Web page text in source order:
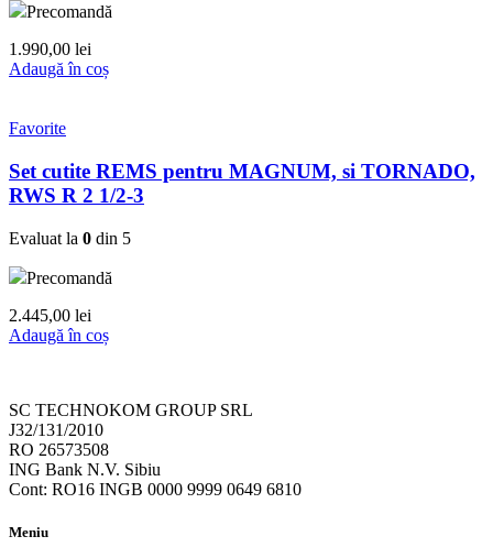
Precomandă
1.990,00 lei
Adaugă în coș
Favorite
Set cutite REMS pentru MAGNUM, si TORNADO,
RWS R 2 1/2-3
Evaluat la 0 din 5
Precomandă
2.445,00 lei
Adaugă în coș
SC TECHNOKOM GROUP SRL
J32/131/2010
RO 26573508
ING Bank N.V. Sibiu
Cont: RO16 INGB 0000 9999 0649 6810
Meniu